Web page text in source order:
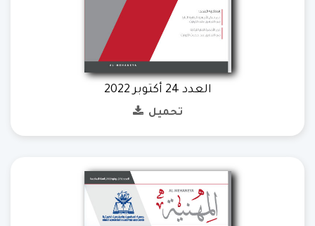
العدد 24 أكتوبر 2022
تحميل